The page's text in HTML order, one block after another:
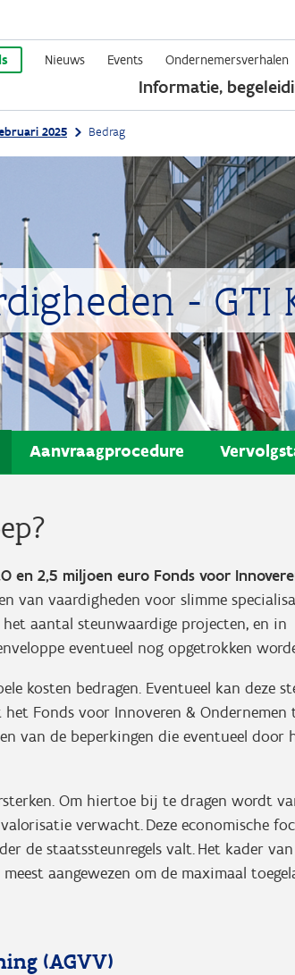
Overslaan
en
naar
de
gaan
Nieuws Events Ondernemersverhalen
Informatie,
2025 Bedrag
- GTI
Aanvraagprocedure
en 2,5 miljoen euro Fonds voor
van vaardigheden voor slimme
aantal steunwaardige projecten, en in
eventueel nog opgetrokken
kosten bedragen. Eventueel kan deze
Fonds voor Innoveren &
van de beperkingen die eventueel door
Om hiertoe bij te dragen wordt
verwacht. Deze economische
de staatssteunregels valt. Het kader
aangewezen om de maximaal
(AGVV)